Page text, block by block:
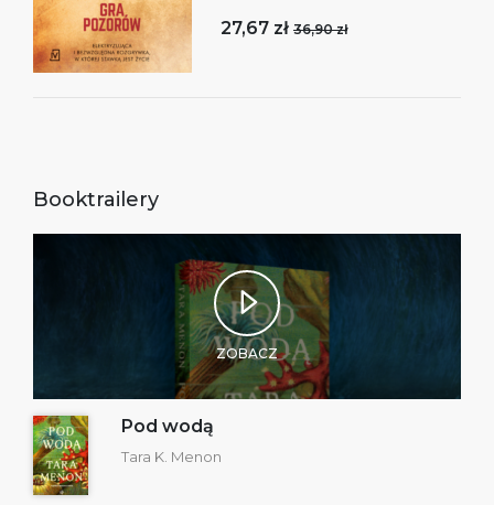
27,67 zł 36,90 zł
Booktrailery
ZOBACZ
Pod wodą
Tara K. Menon